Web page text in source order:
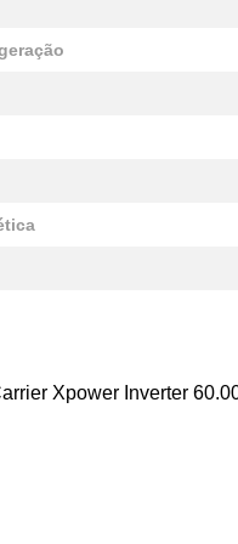
Xpower Inverter